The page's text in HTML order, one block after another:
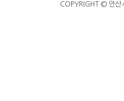
COPYRIGHT © 안